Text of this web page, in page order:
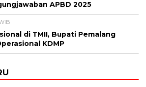
APBD 2025
di TMII, Bupati Pemalang
KDMP